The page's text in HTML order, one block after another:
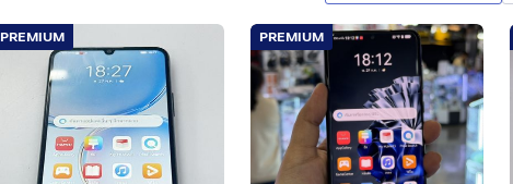
PREMIUM PREMIUM